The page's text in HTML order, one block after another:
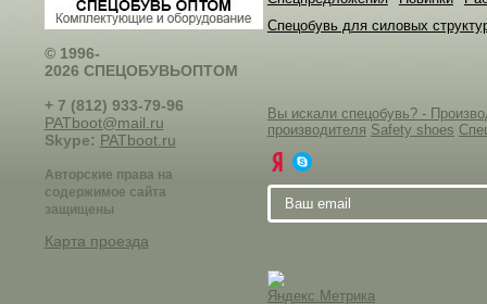
© 1996-
2026 СПЕЦОБУВЬОПТОМ
+ 7 (812) 933-79-96
PATboot@mail.ru
Skype: PATboot.ru
Авторские права на
содержимое сайта
защищены
Карта проезда
Спецобувь для силовых
Вы искали спецобувь? -
производителя Safety shoes